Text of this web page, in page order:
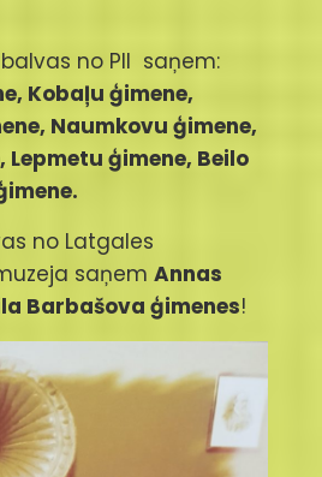
no PII saņem:
Kobaļu ģimene,
Naumkovu ģimene,
Lepmetu ģimene, Beilo
no Latgales
saņem Annas
Barbašova ģimenes!